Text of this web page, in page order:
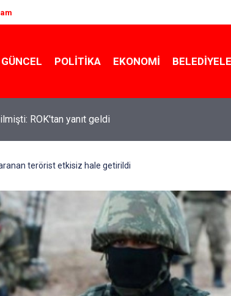
GÜNCEL POLITIKA EKONOMI
değişecek mi?
terörist etkisiz hale getirildi